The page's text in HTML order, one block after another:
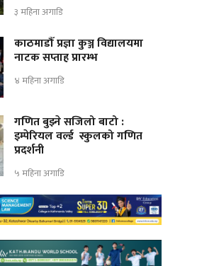
३ महिना अगाडि
काठमाडौँ प्रज्ञा कुञ्ज विद्यालयमा
नाटक सप्ताह प्रारम्भ
४ महिना अगाडि
गणित बुझ्ने सजिलो बाटो :
इम्पेरियल वर्ल्ड स्कुलको गणित
प्रदर्शनी
५ महिना अगाडि